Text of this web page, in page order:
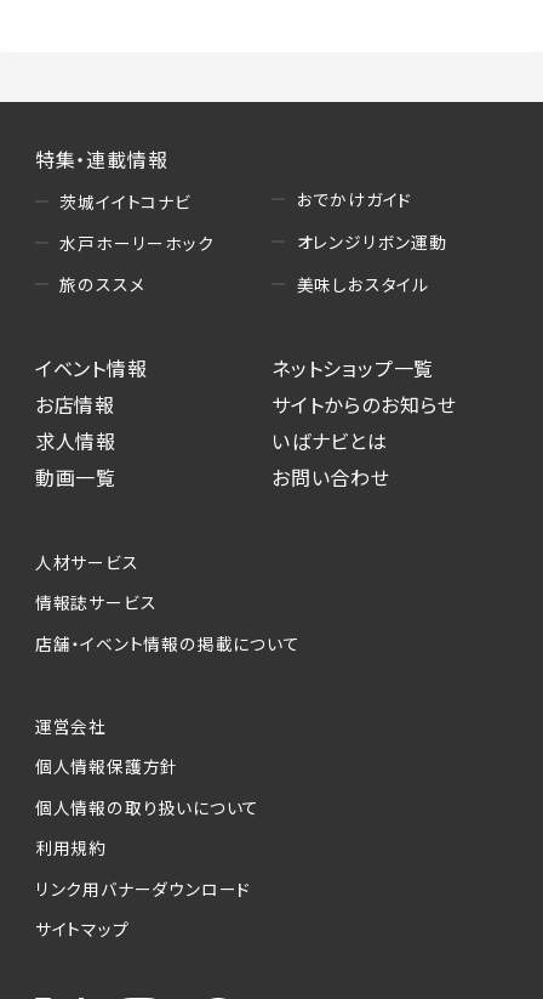
特集・連載情報
茨城イイトコナビ
水戸ホーリーホック
旅のススメ
おでかけガイド
オレンジリボン運動
美味しおスタイル
イベント情報
お店情報
求人情報
動画一覧
ネットショップ一覧
サイトからのお知らせ
いばナビとは
お問い合わせ
人材サービス
情報誌サービス
店舗・イベント情報の掲載について
運営会社
個人情報保護方針
個人情報の取り扱いについて
利用規約
リンク用バナーダウンロード
サイトマップ